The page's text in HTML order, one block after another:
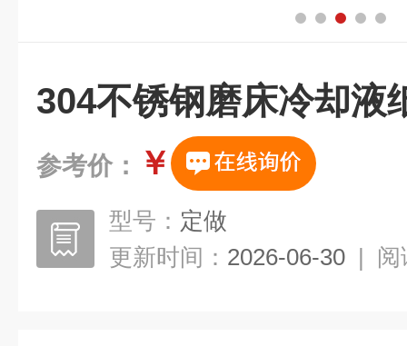
304不锈钢磨床冷却液
参考价： ￥
型号： 定做
更新时间： 2026-06-30 | 阅